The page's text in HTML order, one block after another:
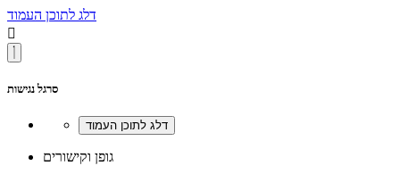
דלג לתוכן העמוד

סרגל נגישות
גופן וקישורים